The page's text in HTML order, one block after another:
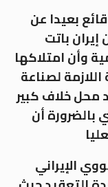
بعيدا عن
باتت
وأن امتلاكها
لصناعة
محل خلاف كبير
بالضرورة أن
الإيراني